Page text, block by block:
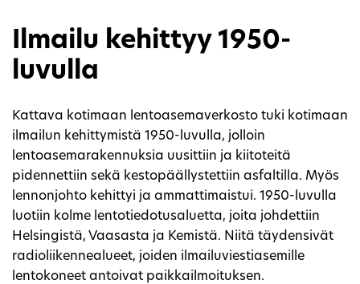
Ilmailu kehittyy 1950-
luvulla
Kattava kotimaan lentoasemaverkosto tuki kotimaan
ilmailun kehittymistä 1950-luvulla, jolloin
lentoasemarakennuksia uusittiin ja kiitoteitä
pidennettiin sekä kestopäällystettiin asfaltilla. Myös
lennonjohto kehittyi ja ammattimaistui. 1950-luvulla
luotiin kolme lentotiedotusaluetta, joita johdettiin
Helsingistä, Vaasasta ja Kemistä. Niitä täydensivät
radioliikennealueet, joiden ilmailuviestiasemille
lentokoneet antoivat paikkailmoituksen.